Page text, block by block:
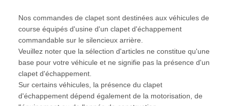
Nos commandes de clapet sont destinées aux véhicules de
course équipés d'usine d'un clapet d'échappement
commandable sur le silencieux arrière.
Veuillez noter que la sélection d'articles ne constitue qu'une
base pour votre véhicule et ne signifie pas la présence d'un
clapet d'échappement.
Sur certains véhicules, la présence du clapet
d'échappement dépend également de la motorisation, de